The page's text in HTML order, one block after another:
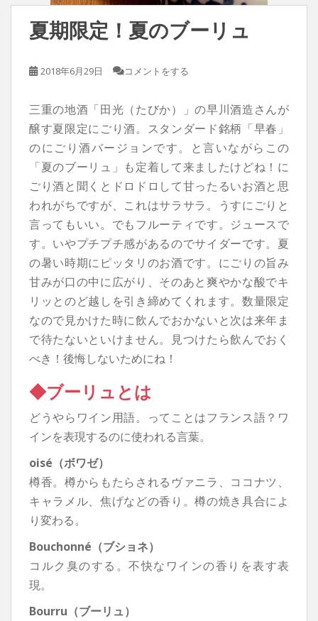
夏期限定！夏のブーリュ
2018年6月29日 コメントをする
三重の地酒「田光（たびか）」の早川酒造さんが
醸す夏限定にごり酒。スタンダード銘柄「早春」
のにごり酒バージョンです。と言いながらこの
「夏のブーリュ」も定着して来ましたけどね！に
ごり酒と聞くとドロドロして甘ったるいお酒と思
われがちですが、これはサラサラ。うすにごりと
言ってもいい。でもフルーティです。ジュースで
す。いやプチプチ感があるのでサイダーです。夏
の暑い時期にピッタリのお酒です。にごりの旨み
甘みが口の中に広がり、そのあと爽やかな酸でキ
リッとのど越しを引き締めてくれます。数量限定
なので見かけた時に飲んでおかないと次は来年ま
で待たないといけません。見つけたら飲んでおく
べき！後悔しないためにね！
◆ブーリュとは
どうやらワイン用語。ってことはフランス語？ワ
インを表現するのに使われる言葉。
oisé（ボワゼ）
樽香。樽からもたらされるヴァニラ、ココナツ、
キャラメル、焦げなどの香り。樽の焼き具合によ
り変わる。
Bouchonné（ブショネ）
コルク臭のする。不快なワインの香りを表す表
現。
Bourru（ブーリュ）